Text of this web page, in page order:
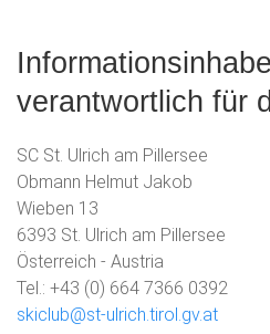
verantwortlich für
SC St. Ulrich am Pillersee
Obmann Helmut Jakob
Wieben 13
6393 St. Ulrich am Pillersee
Österreich - Austria
Tel.: +43 (0) 664 7366 0392
skiclub@st-ulrich.tirol.gv.at